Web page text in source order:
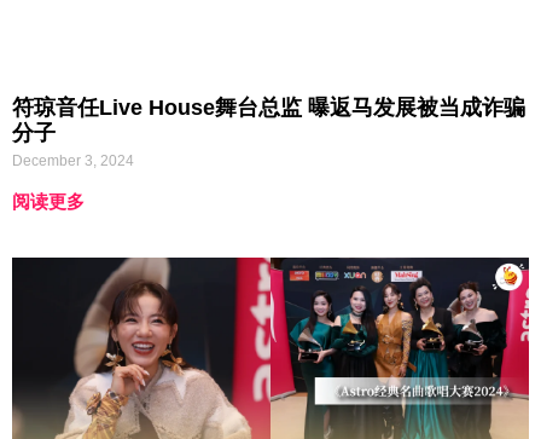
符琼音任Live House舞台总监 曝返马发展被当成诈骗
分子
December 3, 2024
阅读更多